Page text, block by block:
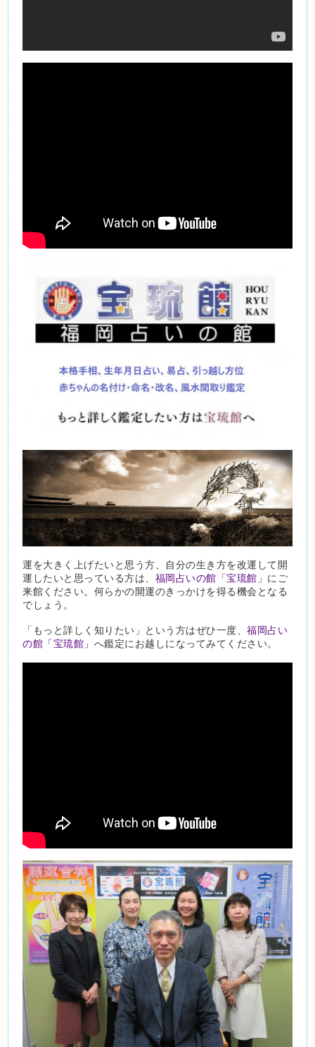
運を大きく上げたいと思う方、自分の生き方を改運して開
運したいと思っている方は、 福岡占いの館「宝琉館」 にご
来館ください。何らかの開運のきっかけを得る機会となる
でしょう。
「もっと詳しく知りたい」という方はぜひ一度、福岡占い
の館「宝琉館」 へ鑑定にお越しになってみてください。